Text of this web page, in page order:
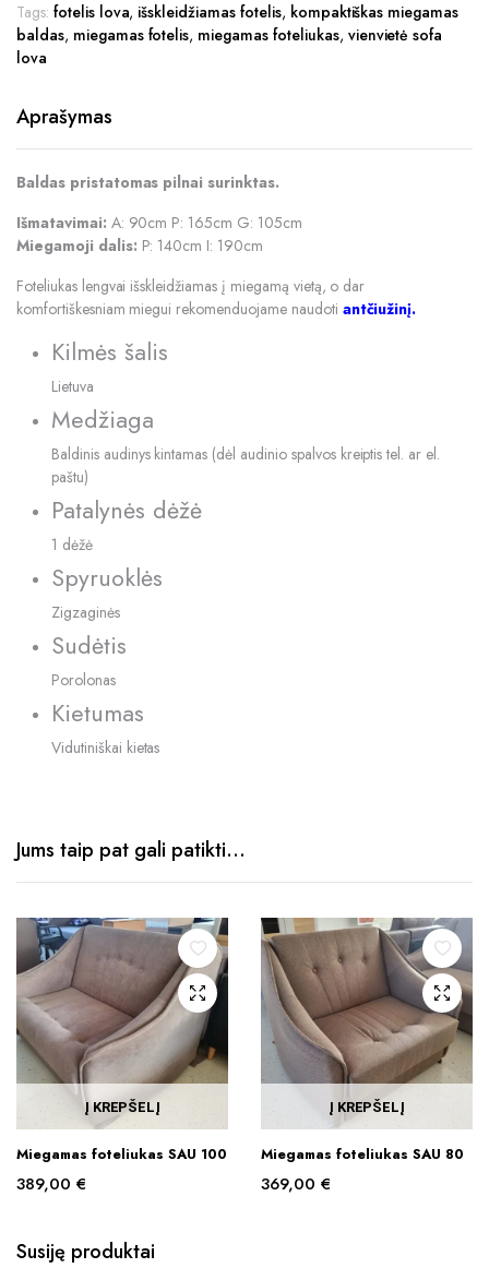
Tags: fotelis lova, išskleidžiamas fotelis, kompaktiškas miegamas
baldas, miegamas fotelis, miegamas foteliukas, vienvietė sofa
lova
Aprašymas
Baldas pristatomas pilnai surinktas.
Išmatavimai: A: 90cm P: 165cm G: 105cm
Miegamoji dalis: P: 140cm I: 190cm
Foteliukas lengvai išskleidžiamas į miegamą vietą, o dar
komfortiškesniam miegui rekomenduojame naudoti antčiužinį.
Kilmės šalis
Lietuva
Medžiaga
Baldinis audinys kintamas (dėl audinio spalvos kreiptis tel. ar el.
paštu)
Patalynės dėžė
1 dėžė
Spyruoklės
Zigzaginės
Sudėtis
Porolonas
Kietumas
Vidutiniškai kietas
Jums taip pat gali patikti…
Į KREPŠELĮ
Miegamas foteliukas SAU 100
389,00 €
Į KREPŠELĮ
Miegamas foteliukas SAU 80
369,00 €
Susiję produktai